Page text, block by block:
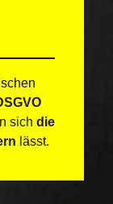
sich die
lässt.